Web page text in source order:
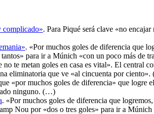
complicado». Para Piqué será clave «no
. «Por muchos goles de diferencia que
para ir a Múnich «con un poco más de
te metan goles en casa es vital». El central
eliminatoria que ve «al cincuenta por
«por muchos goles de diferencia» que
ninguno. (…)
. «Por muchos goles de diferencia que
Nou por «dos o tres goles» para ir a